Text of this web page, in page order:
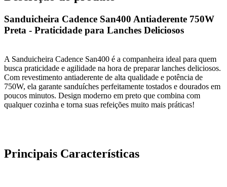
Sanduicheira Cadence San400 Antiaderente 750W
Preta - Praticidade para Lanches Deliciosos
A Sanduicheira Cadence San400 é a companheira ideal para quem
busca praticidade e agilidade na hora de preparar lanches deliciosos.
Com revestimento antiaderente de alta qualidade e potência de
750W, ela garante sanduíches perfeitamente tostados e dourados em
poucos minutos. Design moderno em preto que combina com
qualquer cozinha e torna suas refeições muito mais práticas!
Principais Características